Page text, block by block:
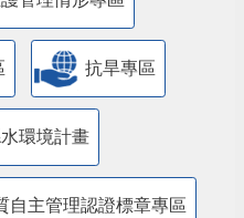
抗旱專區
環境計畫
自主管理認證標章專區